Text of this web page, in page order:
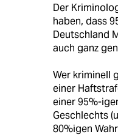
Der
haben, dass
Deutschland
auch ganz
Wer kriminell
einer
einer 95%-
Geschlechts
80%igen